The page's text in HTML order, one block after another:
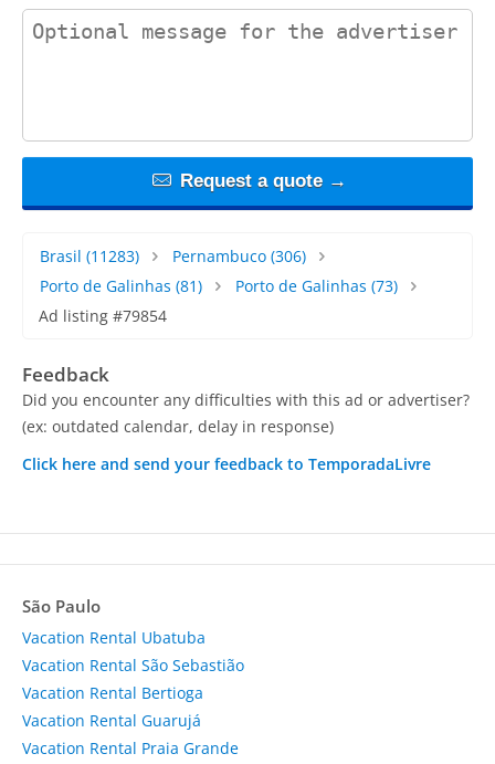
contact_message
Request a quote →
Brasil (11283) Pernambuco(306)
Porto de Galinhas (81) Porto de Galinhas (73)
Ad listing #79854
Feedback
Did you encounter any difficulties with this ad or advertiser?
(ex: outdated calendar, delay in response)
Click here and send your feedback to TemporadaLivre
São Paulo
Vacation Rental Ubatuba
Vacation Rental São Sebastião
Vacation Rental Bertioga
Vacation Rental Guarujá
Vacation Rental Praia Grande